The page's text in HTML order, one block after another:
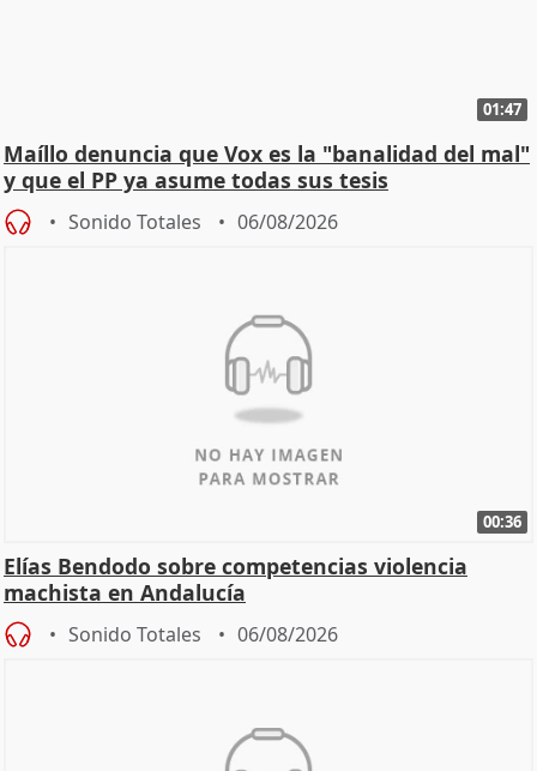
01:47
Maíllo denuncia que Vox es la "banalidad del mal"
y que el PP ya asume todas sus tesis
Sonido Totales 06/08/2026
00:36
Elías Bendodo sobre competencias violencia
machista en Andalucía
Sonido Totales 06/08/2026